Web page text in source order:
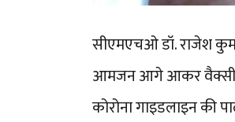
सीएमएचओ डॉ. राजेश
आमजन आगे आकर
कोरोना गाइडलाइन की